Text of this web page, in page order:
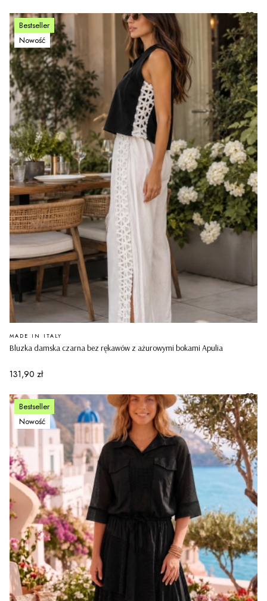
Bestseller
Nowość
Bluzka damska czarna bez rękawów z ażurowymi bokami Apulia
PRODUCENT
MADE IN ITALY
Cena
131,90 zł
Bestseller
Nowość